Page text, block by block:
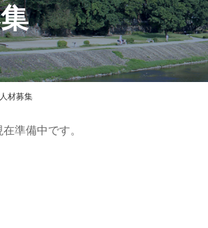
人材募集
準備中です。